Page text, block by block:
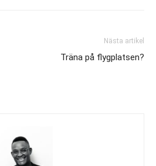
Nästa artikel
Träna på flygplatsen?